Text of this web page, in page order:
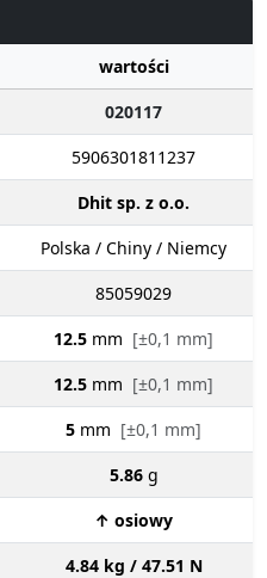
wartości
020117
5906301811237
Dhit sp. z o.o.
Polska / Chiny / Niemcy
85059029
12.5 mm [±0,1 mm]
12.5 mm [±0,1 mm]
5 mm [±0,1 mm]
5.86 g
↑ osiowy
4.84 kg / 47.51 N